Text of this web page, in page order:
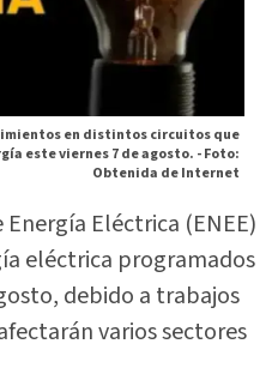
en distintos circuitos que
este viernes 7 de agosto. -Foto:
Obtenida de Internet
Eléctrica (ENEE)
eléctrica programados
debido a trabajos
varios sectores